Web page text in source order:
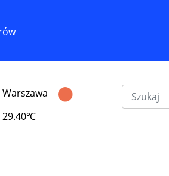
Warszawa
29.40℃